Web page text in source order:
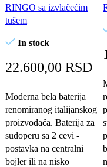
RINGO sa izvlačećim
tušem
In stock
22.600,00 RSD
Moderna bela baterija
renomiranog italijanskog
proizvođača. Baterija za
sudoperu sa 2 cevi -
postavka na centralni
bojler ili na nisko